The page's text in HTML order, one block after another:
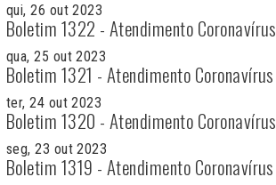
qui, 26 out 2023
Boletim 1322 - Atendimento Coronavírus
qua, 25 out 2023
Boletim 1321 - Atendimento Coronavírus
ter, 24 out 2023
Boletim 1320 - Atendimento Coronavírus
seg, 23 out 2023
Boletim 1319 - Atendimento Coronavírus